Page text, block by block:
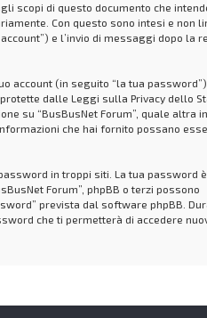
scopi di questo documento che
Con questo sono intesi e non
e l’invio di messaggi dopo la
account (in seguito “la tua
dalle Leggi sulla Privacy dello
su “BusBusNet Forum”, quale altra
che hai fornito possano
in troppi siti. La tua password
Forum”, phpBB o terzi possono
prevista dal software phpBB.
che ti permetterà di accedere